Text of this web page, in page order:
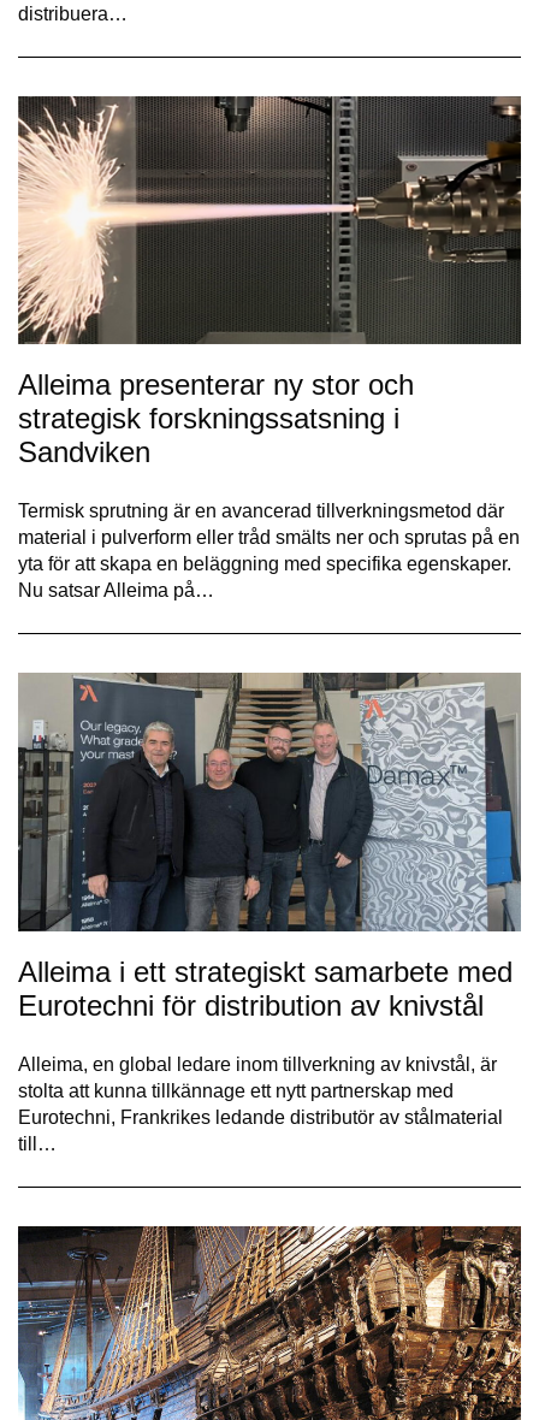
distribuera…
Alleima presenterar ny stor och
strategisk forskningssatsning i
Sandviken
Termisk sprutning är en avancerad tillverkningsmetod där
material i pulverform eller tråd smälts ner och sprutas på en
yta för att skapa en beläggning med specifika egenskaper.
Nu satsar Alleima på…
Alleima i ett strategiskt samarbete med
Eurotechni för distribution av knivstål
Alleima, en global ledare inom tillverkning av knivstål, är
stolta att kunna tillkännage ett nytt partnerskap med
Eurotechni, Frankrikes ledande distributör av stålmaterial
till…